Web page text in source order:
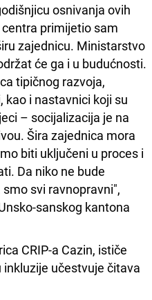
osnivanja ovih
primijetio sam
zajednicu. Ministarstvo
će ga i u budućnosti.
tipičnog razvoja,
kao i nastavnici koji su
– socijalizacija je na
Šira zajednica mora
biti uključeni u proces i
Da niko ne bude
svi ravnopravni",
sanskog kantona
CRIP-a Cazin, ističe
inkluzije učestvuje čitava